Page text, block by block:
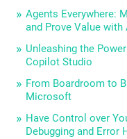
Agents Everywhere:
and Prove Value with
Unleashing the
Copilot Studio
From Boardroom to
Microsoft
Have Control over
Debugging and Error